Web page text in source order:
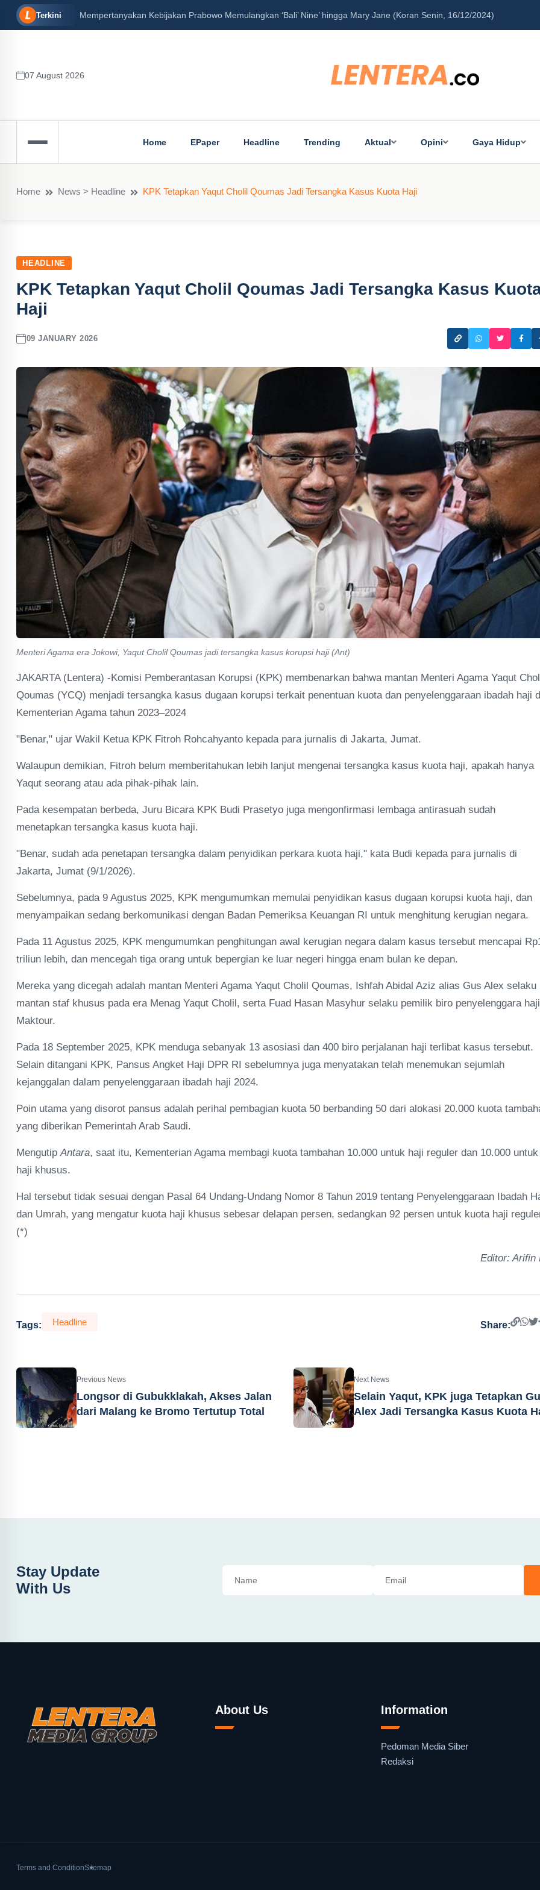
Terkini Mempertanyakan Kebijakan Prabowo Memulangkan ‘Bali’ Nine’ hingga Mary Jane (Koran Senin, 16/12/2024)
07 August 2026
Home EPaper Headline Trending Aktual Opini Gaya Hidup
Home News > Headline KPK Tetapkan Yaqut Cholil Qoumas Jadi Tersangka Kasus Kuota Haji
HEADLINE
KPK Tetapkan Yaqut Cholil Qoumas Jadi Tersangka Kasus
Haji
09 JANUARY 2026
Menteri Agama era Jokowi, Yaqut Cholil Qoumas jadi tersangka kasus korupsi haji (Ant)
JAKARTA (Lentera) -Komisi Pemberantasan Korupsi (KPK) membenarkan bahwa mantan Menteri Agama Yaqut
Qoumas (YCQ) menjadi tersangka kasus dugaan korupsi terkait penentuan kuota dan penyelenggaraan ibadah haji
Kementerian Agama tahun 2023–2024
"Benar," ujar Wakil Ketua KPK Fitroh Rohcahyanto kepada para jurnalis di Jakarta, Jumat.
Walaupun demikian, Fitroh belum memberitahukan lebih lanjut mengenai tersangka kasus kuota haji, apakah hanya
Yaqut seorang atau ada pihak-pihak lain.
Pada kesempatan berbeda, Juru Bicara KPK Budi Prasetyo juga mengonfirmasi lembaga antirasuah sudah
menetapkan tersangka kasus kuota haji.
"Benar, sudah ada penetapan tersangka dalam penyidikan perkara kuota haji," kata Budi kepada para jurnalis di
Jakarta, Jumat (9/1/2026).
Sebelumnya, pada 9 Agustus 2025, KPK mengumumkan memulai penyidikan kasus dugaan korupsi kuota haji, dan
menyampaikan sedang berkomunikasi dengan Badan Pemeriksa Keuangan RI untuk menghitung kerugian negara.
Pada 11 Agustus 2025, KPK mengumumkan penghitungan awal kerugian negara dalam kasus tersebut mencapai
triliun lebih, dan mencegah tiga orang untuk bepergian ke luar negeri hingga enam bulan ke depan.
Mereka yang dicegah adalah mantan Menteri Agama Yaqut Cholil Qoumas, Ishfah Abidal Aziz alias Gus Alex selaku
mantan staf khusus pada era Menag Yaqut Cholil, serta Fuad Hasan Masyhur selaku pemilik biro penyelenggara haji
Maktour.
Pada 18 September 2025, KPK menduga sebanyak 13 asosiasi dan 400 biro perjalanan haji terlibat kasus tersebut.
Selain ditangani KPK, Pansus Angket Haji DPR RI sebelumnya juga menyatakan telah menemukan sejumlah
kejanggalan dalam penyelenggaraan ibadah haji 2024.
Poin utama yang disorot pansus adalah perihal pembagian kuota 50 berbanding 50 dari alokasi 20.000 kuota
yang diberikan Pemerintah Arab Saudi.
MengutipAntara, saat itu, Kementerian Agama membagi kuota tambahan 10.000 untuk haji reguler dan 10.000 untuk
haji khusus.
Hal tersebut tidak sesuai dengan Pasal 64 Undang-Undang Nomor 8 Tahun 2019 tentang Penyelenggaraan Ibadah
dan Umrah, yang mengatur kuota haji khusus sebesar delapan persen, sedangkan 92 persen untuk kuota haji
(*)
Editor: Arifin
Tags: Headline Share:
Previous News
Longsor di Gubukklakah, Akses Jalan
dari Malang ke Bromo Tertutup Total
Next News
Selain Yaqut, KPK juga Tetapkan
Alex Jadi Tersangka Kasus Kuota
Stay Update
With Us
About Us Information
Pedoman Media Siber
Redaksi
Terms and ConditionSitemap